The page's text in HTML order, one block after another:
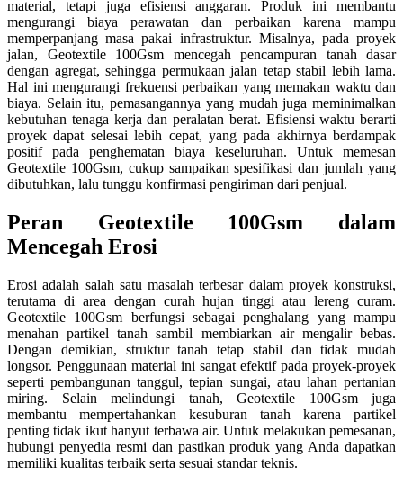
material, tetapi juga efisiensi anggaran. Produk ini membantu
mengurangi biaya perawatan dan perbaikan karena mampu
memperpanjang masa pakai infrastruktur. Misalnya, pada proyek
jalan, Geotextile 100Gsm mencegah pencampuran tanah dasar
dengan agregat, sehingga permukaan jalan tetap stabil lebih lama.
Hal ini mengurangi frekuensi perbaikan yang memakan waktu dan
biaya. Selain itu, pemasangannya yang mudah juga meminimalkan
kebutuhan tenaga kerja dan peralatan berat. Efisiensi waktu berarti
proyek dapat selesai lebih cepat, yang pada akhirnya berdampak
positif pada penghematan biaya keseluruhan. Untuk memesan
Geotextile 100Gsm, cukup sampaikan spesifikasi dan jumlah yang
dibutuhkan, lalu tunggu konfirmasi pengiriman dari penjual.
Peran Geotextile 100Gsm dalam
Mencegah Erosi
Erosi adalah salah satu masalah terbesar dalam proyek konstruksi,
terutama di area dengan curah hujan tinggi atau lereng curam.
Geotextile 100Gsm berfungsi sebagai penghalang yang mampu
menahan partikel tanah sambil membiarkan air mengalir bebas.
Dengan demikian, struktur tanah tetap stabil dan tidak mudah
longsor. Penggunaan material ini sangat efektif pada proyek-proyek
seperti pembangunan tanggul, tepian sungai, atau lahan pertanian
miring. Selain melindungi tanah, Geotextile 100Gsm juga
membantu mempertahankan kesuburan tanah karena partikel
penting tidak ikut hanyut terbawa air. Untuk melakukan pemesanan,
hubungi penyedia resmi dan pastikan produk yang Anda dapatkan
memiliki kualitas terbaik serta sesuai standar teknis.